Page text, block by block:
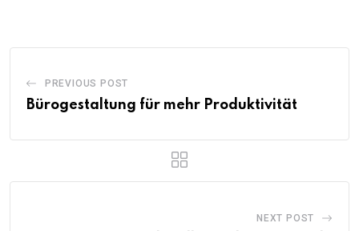
PREVIOUS POST
Bürogestaltung für mehr Produktivität
NEXT POST